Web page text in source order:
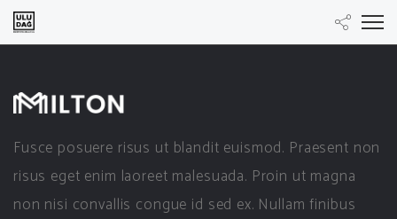
Fusce posuere risus ut blandit euismod. Praesent non
risus eget enim laoreet malesuada. Proin ut magna
non nisi convallis congue id sed ex. Nullam finibus